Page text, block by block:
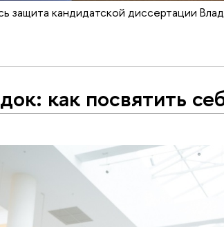
защита кандидатской диссертации
как посвятить